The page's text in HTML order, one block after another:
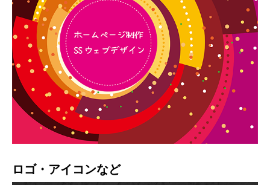
ロゴ・アイコンなど